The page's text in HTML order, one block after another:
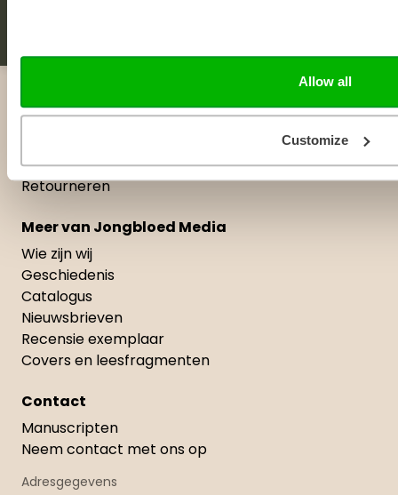
Allow all
Customize
Veelgestelde vragen
Privacy Statement
Retourneren
Meer van Jongbloed Media
Wie zijn wij
Geschiedenis
Catalogus
Nieuwsbrieven
Recensie exemplaar
Covers en leesfragmenten
Contact
Manuscripten
Neem contact met ons op
Adresgegevens